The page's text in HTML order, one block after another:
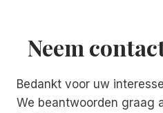
Neem
Bedankt voor uw
We beantwoorden graag